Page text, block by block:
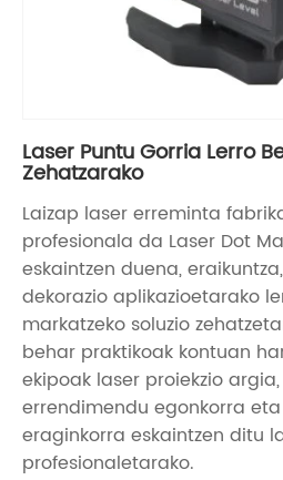
Laser Puntu Gorria Lerro
Zehatzarako
Laizap laser erreminta
profesionala da Laser Dot
eskaintzen duena,
dekorazio aplikazioetarako
markatzeko soluzio
behar praktikoak kontuan
ekipoak laser proiekzio
errendimendu egonkorra
eraginkorra eskaintzen ditu
profesionaletarako.